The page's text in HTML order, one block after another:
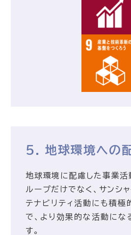
5. 地球環境への
地球環境に配慮した事業活
ループだけでなく、サンシ
テナビリティ活動にも積極
で、より効果的な活動にな
す。